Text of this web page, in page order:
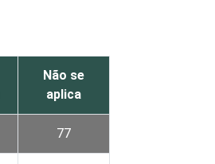
Não se
aplica
77